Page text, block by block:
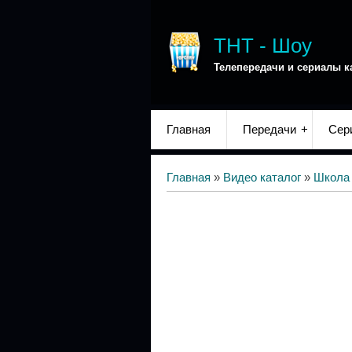
ТНТ - Шоу
Телепередачи и сериалы
Главная Передачи
Главная » Видео каталог » Школа